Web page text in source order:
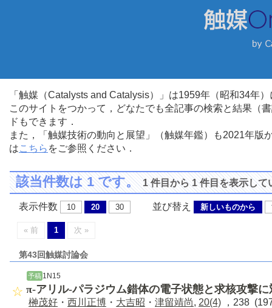
「触媒（Catalysts and Catalysis）」は1959年（昭和34年
このサイトをつかって，どなたでも全記事の検索と結果（
ドもできます．
また，「触媒技術の動向と展望」（触媒年鑑）も2021年
はこちら をご参照ください．
該当件数は 1 です。1 件目から 1 件目を表示して
表示件数 10 20 30 並び替え 新しいものから
« 前 1 次 »
第43回触媒討論会
予稿 1N15
π-アリル-パラジウム錯体の電子状態と求核攻撃
榊茂好 ・ 西川正博 ・ 大吉昭 ・ 津留靖尚, 20(4) ，238